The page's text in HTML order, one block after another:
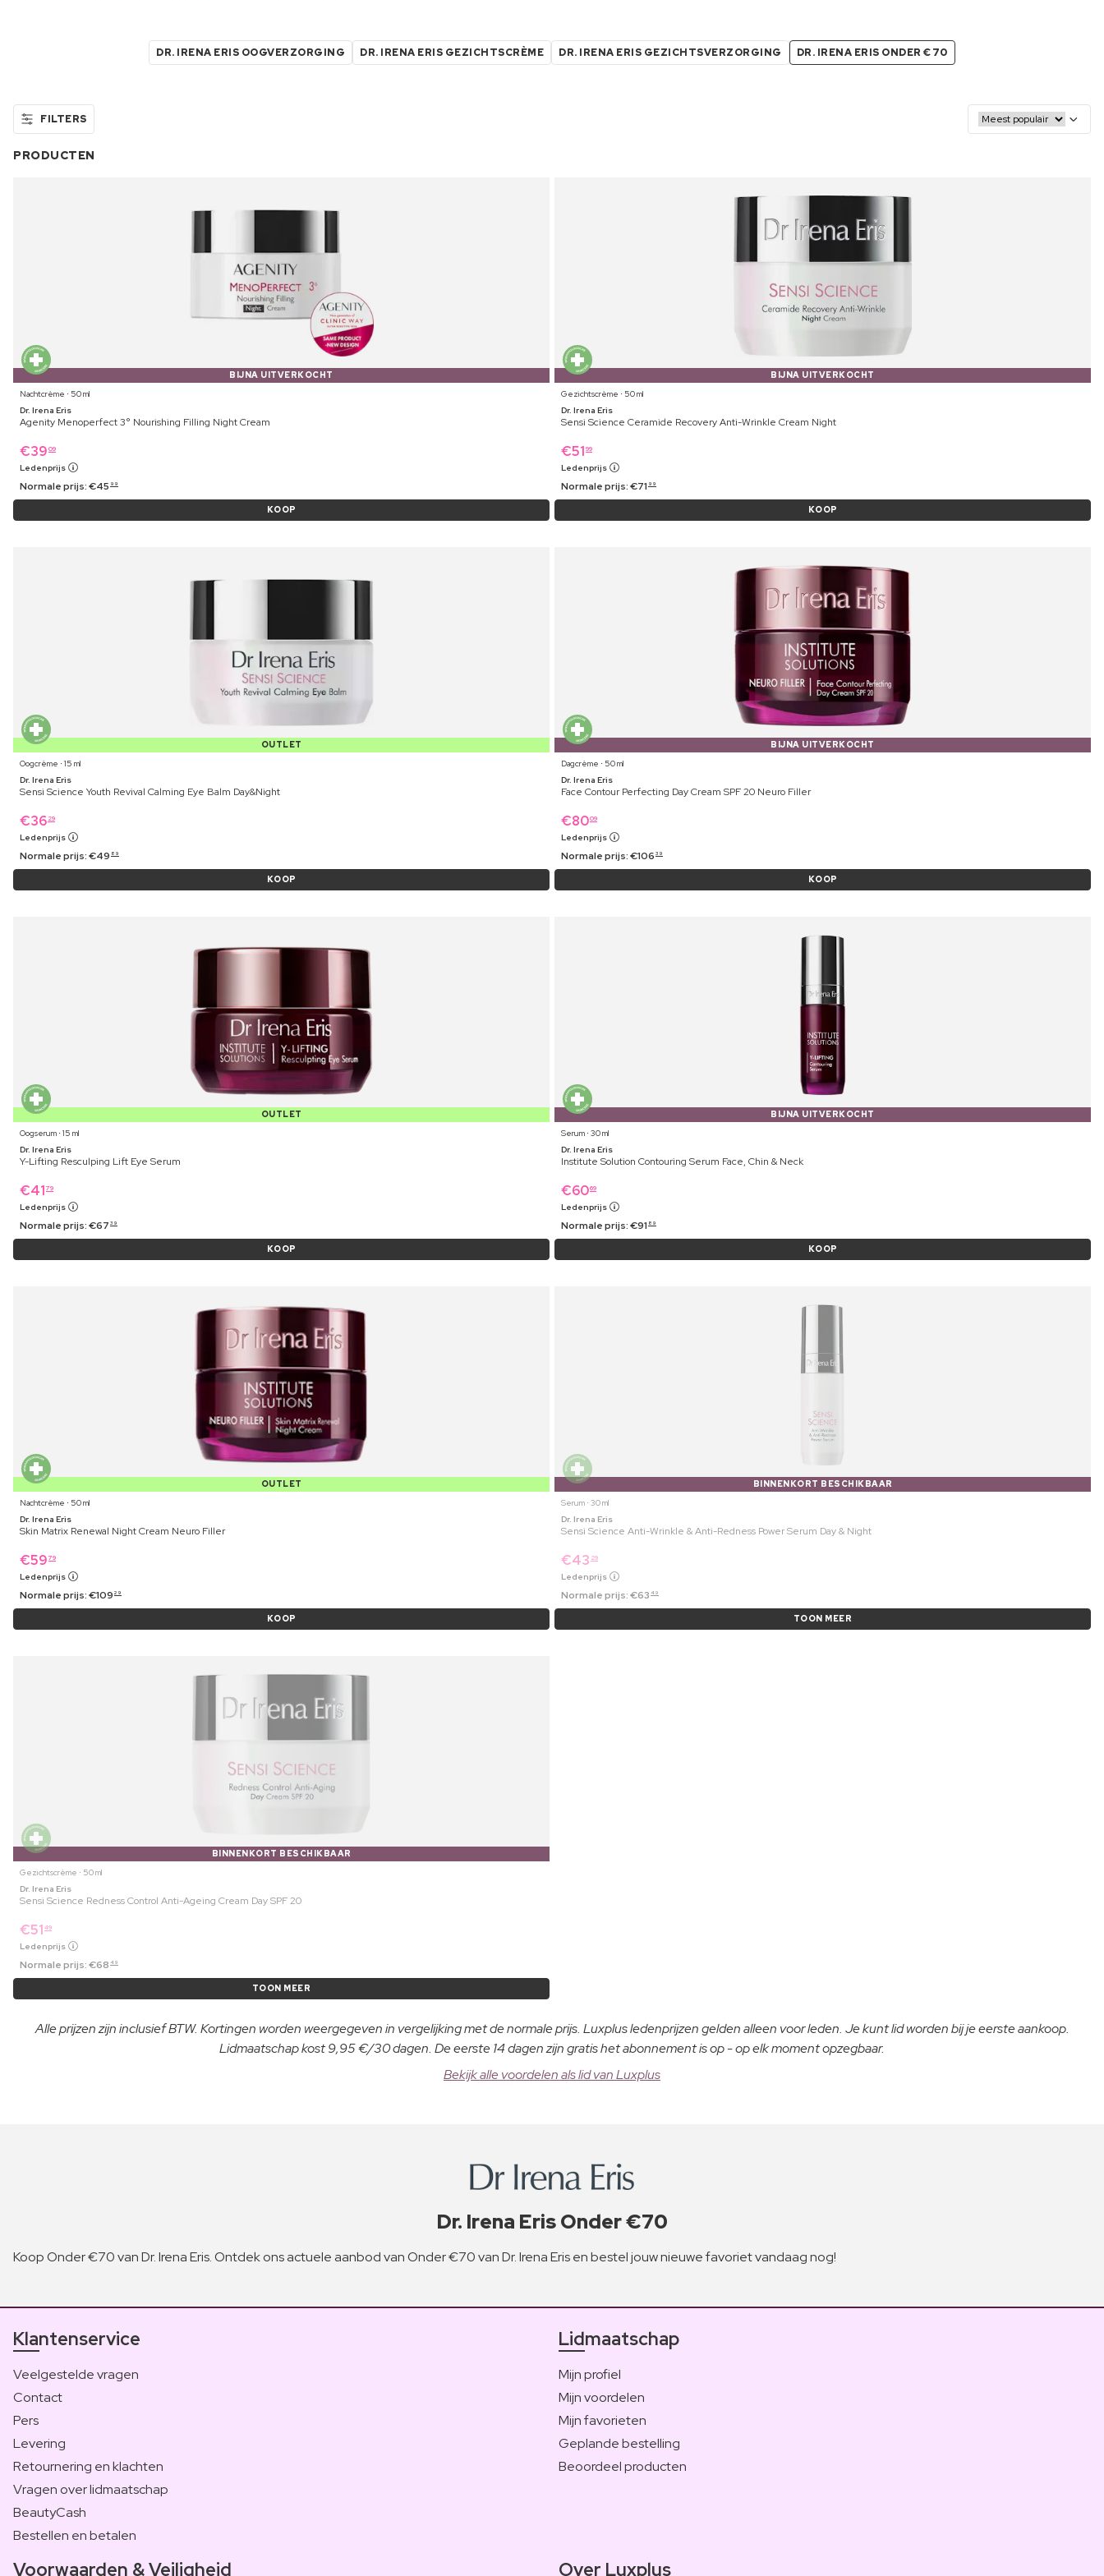
DR. IRENA ERIS OOGVERZORGING DR. IRENA ERIS GEZICHTSCRÈME DR. IRENA ERIS GEZICHTSVERZORGING DR. IRENA ERIS ONDER €70
FILTERS
PRODUCTEN
BIJNA UITVERKOCHT
Nachtcrème ⋅ 50 ml
Dr. Irena Eris
Agenity Menoperfect 3° Nourishing Filling Night Cream
€39 09
Ledenprijs
Normale prijs:€45 99
KOOP
BIJNA UITVERKOCHT
Gezichtscrème ⋅ 50 ml
Dr. Irena Eris
Sensi Science Ceramide Recovery Anti-Wrinkle Cream Night
€51 99
Ledenprijs
Normale prijs:€71 99
KOOP
OUTLET
Oogcrème ⋅ 15 ml
Dr. Irena Eris
Sensi Science Youth Revival Calming Eye Balm Day&Night
€36 29
Ledenprijs
Normale prijs:€49 89
KOOP
BIJNA UITVERKOCHT
Dagcrème ⋅ 50 ml
Dr. Irena Eris
Face Contour Perfecting Day Cream SPF 20 Neuro Filler
€8009
Ledenprijs
Normale prijs:€106 39
KOOP
OUTLET
Oogserum ⋅ 15 ml
Dr. Irena Eris
Y-Lifting Resculping Lift Eye Serum
€41 79
Ledenprijs
Normale prijs:€67 39
KOOP
BIJNA UITVERKOCHT
Serum ⋅ 30 ml
Dr. Irena Eris
Institute Solution Contouring Serum Face, Chin & Neck
€6069
Ledenprijs
Normale prijs:€91 89
KOOP
OUTLET
Nachtcrème ⋅ 50 ml
Dr. Irena Eris
Skin Matrix Renewal Night Cream Neuro Filler
€59 79
Ledenprijs
Normale prijs:€109 29
KOOP
BINNENKORT BESCHIKBAAR
Serum ⋅ 30 ml
Dr. Irena Eris
Sensi Science Anti-Wrinkle & Anti-Redness Power Serum Day & Night
€43 29
Ledenprijs
Normale prijs:€63 49
TOON MEER
BINNENKORT BESCHIKBAAR
Gezichtscrème ⋅ 50 ml
Dr. Irena Eris
Sensi Science Redness Control Anti-Ageing Cream Day SPF 20
€51 49
Ledenprijs
Normale prijs:€68 49
TOON MEER
Alle prijzen zijn inclusief BTW. Kortingen worden weergegeven in vergelijking met de normale prijs. Luxplus ledenprijzen gelden alleen voor leden. Je kunt lid worden bij je eerste aankoop.
Lidmaatschap kost 9,95 €/30 dagen. De eerste 14 dagen zijn gratis het abonnement is op - op elk moment opzegbaar.
Bekijk alle voordelen als lid van Luxplus
Dr. Irena Eris Onder €70
Koop Onder €70 van Dr. Irena Eris. Ontdek ons actuele aanbod van Onder €70 van Dr. Irena Eris en bestel jouw nieuwe favoriet vandaag nog!
Klantenservice
Veelgestelde vragen
Contact
Pers
Levering
Retournering en klachten
Vragen over lidmaatschap
BeautyCash
Bestellen en betalen
Lidmaatschap
Mijn profiel
Mijn voordelen
Mijn favorieten
Geplande bestelling
Beoordeel producten
Voorwaarden & Veiligheid Over Luxplus